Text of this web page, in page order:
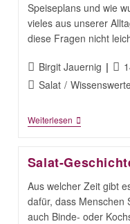
Speiseplans und wie
vieles aus unserer
diese Fragen nicht
Beitrags-
Autor:
Birgit Jauernig
Beitrags-
Salat /
Weiterlesen
Regional
Salat-
Aus welcher Zeit gibt
dafür, dass Menschen
auch Binde- oder